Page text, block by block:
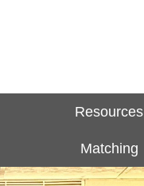
Resources
Matching